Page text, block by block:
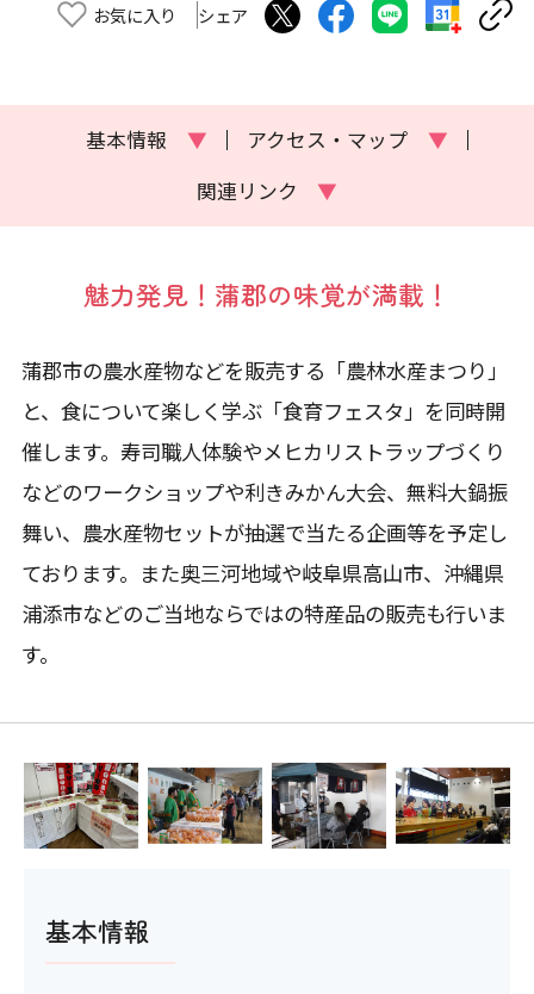
お気に入り シェア
基本情報 ▼ アクセス・マップ
▼
関連リンク
▼
魅力発見！蒲郡の味覚が満載！
蒲郡市の農水産物などを販売する「農林水産まつり」
と、食について楽しく学ぶ「食育フェスタ」を同時開
催します。寿司職人体験やメヒカリストラップづくり
などのワークショップや利きみかん大会、無料大鍋振
舞い、農水産物セットが抽選で当たる企画等を予定し
ております。また奥三河地域や岐阜県高山市、沖縄県
浦添市などのご当地ならではの特産品の販売も行いま
す。
基本情報